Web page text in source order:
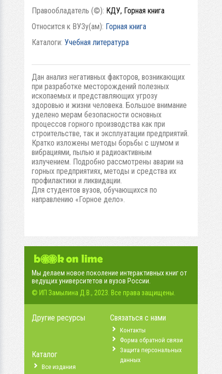
Правообладатель (©): КДУ, Горная книга
Относится к ВУЗу(ам): Горная книга
Каталоги: Учебная литература
Дан анализ негативных факторов, возникающих
при разработке месторождений полезных
ископаемых и представляющих угрозу
здоровью и жизни человека. Большое внимание
уделено мерам безопасности основных
процессов горного производства как при
строительстве, так и эксплуатации предприятий.
Кратко изложены методы борьбы с шумом и
вибрациями, пылью и радиоактивным
излучением. Подробно рассмотрены аварии на
горных предприятиях, методы и средства их
профилактики и ликвидации.
Для студентов вузов, обучающихся по
направлению «Горное дело».
Мы делаем новое поколение интерактивных книг от
ведущих университетов и вузов России.
© ИП Замылина Д.В., 2023. Все права защищены.
Другие ресурсы
Каталог
Все издания
Связаться с нами
Контакты
Форма обратной связи
Защита персональных
данных